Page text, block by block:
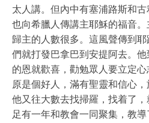
太人講。但內中有塞浦路斯和
也向希臘人傳講主耶穌的福音
歸主的人數很多。這風聲傳到
們就打發巴拿巴到安提阿去。
的恩就歡喜，勸勉眾人要立定
原是個好人，滿有聖靈和信心，
他又往大數去找掃羅，找着了
足有一年和教會一同聚集，教